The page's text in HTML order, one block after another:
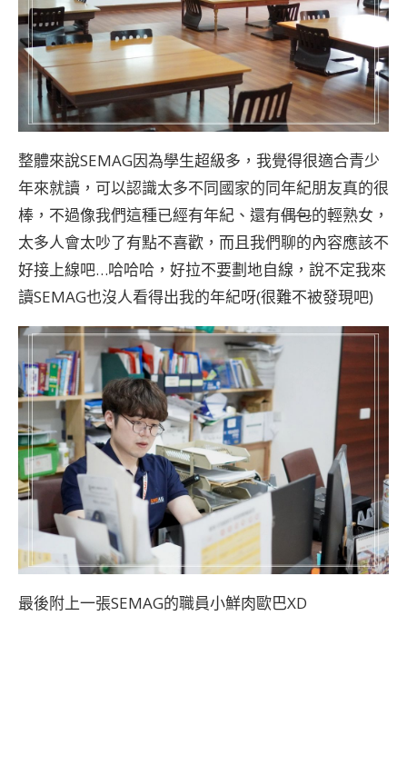
整體來說SEMAG因為學生超級多，我覺得很適合青少
年來就讀，可以認識太多不同國家的同年紀朋友真的很
棒，不過像我們這種已經有年紀、還有偶包的輕熟女，
太多人會太吵了有點不喜歡，而且我們聊的內容應該不
好接上線吧…哈哈哈，好拉不要劃地自線，說不定我來
讀SEMAG也沒人看得出我的年紀呀(很難不被發現吧)
最後附上一張SEMAG的職員小鮮肉歐巴XD